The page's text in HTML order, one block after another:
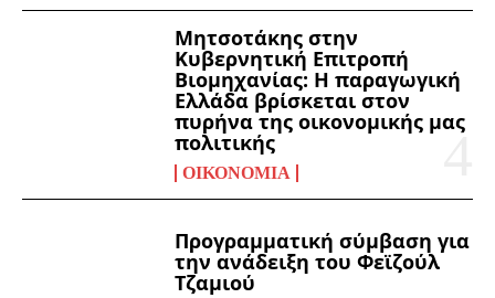
Μητσοτάκης στην
Κυβερνητική Επιτροπή
Βιομηχανίας: Η παραγωγική
Ελλάδα βρίσκεται στον
πυρήνα της οικονομικής μας
πολιτικής
ΟΙΚΟΝΟΜΊΑ
Προγραμματική σύμβαση για
την ανάδειξη του Φεϊζούλ
Τζαμιού